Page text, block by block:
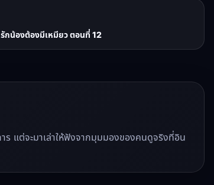
กน้องต้องมีเหมียว ตอนที่ 12
แต่จะมาเล่าให้ฟังจากมุมมองของคนดูจริงที่อิน